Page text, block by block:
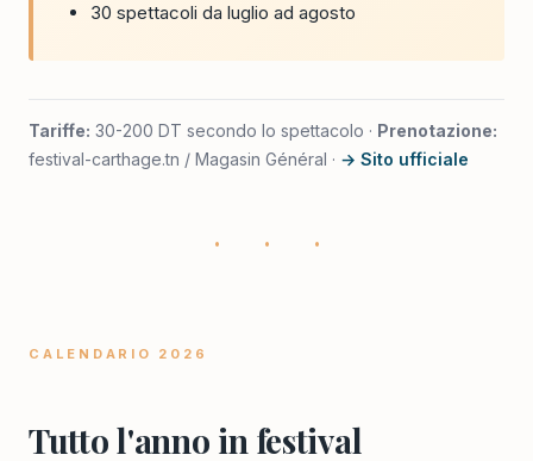
30 spettacoli da luglio ad agosto
Tariffe: 30-200 DT secondo lo spettacolo · Prenotazione:
festival-carthage.tn / Magasin Général · → Sito ufficiale
· · ·
CALENDARIO 2026
Tutto l'anno in festival